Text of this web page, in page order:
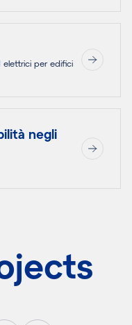
elettrici per edifici
negli